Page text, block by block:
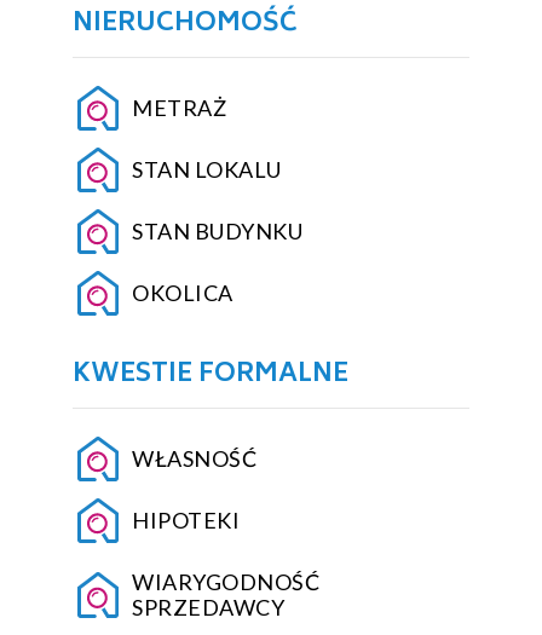
NIERUCHOMOŚĆ
METRAŻ
STAN LOKALU
STAN BUDYNKU
OKOLICA
KWESTIE FORMALNE
WŁASNOŚĆ
HIPOTEKI
WIARYGODNOŚĆ
SPRZEDAWCY